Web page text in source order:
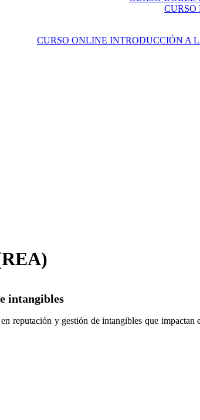
CURSO
CURSO ONLINE INTRODUCCIÓN A
intangibles
reputación y gestión de intangibles que impactan